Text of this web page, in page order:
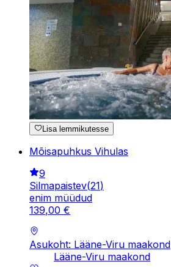
Lisa lemmikutesse
Mõisapuhkus Vihulas
9
Silmapaistev(21)
enim müüdud
139,00 €
Asukoht: Lääne-Viru maakond
Lääne-Viru maakond